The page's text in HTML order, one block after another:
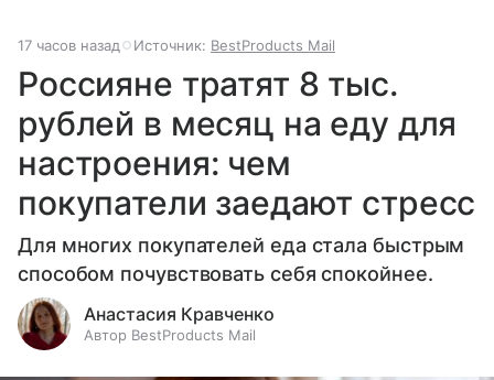
17 часов назад Источник: BestProducts Mail
Россияне тратят 8 тыс.
рублей в месяц на еду для
настроения: чем
покупатели заедают стресс
Для многих покупателей еда стала быстрым
способом почувствовать себя спокойнее.
Анастасия Кравченко
Автор BestProducts Mail